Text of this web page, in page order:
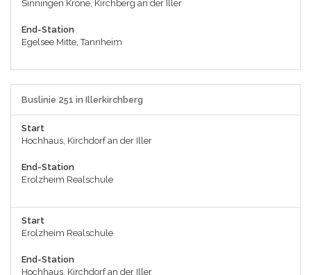
Sinningen Krone, Kirchberg an der Iller
End-Station
Egelsee Mitte, Tannheim
Buslinie 251 in Illerkirchberg
Start
Hochhaus, Kirchdorf an der Iller
End-Station
Erolzheim Realschule
Start
Erolzheim Realschule
End-Station
Hochhaus, Kirchdorf an der Iller